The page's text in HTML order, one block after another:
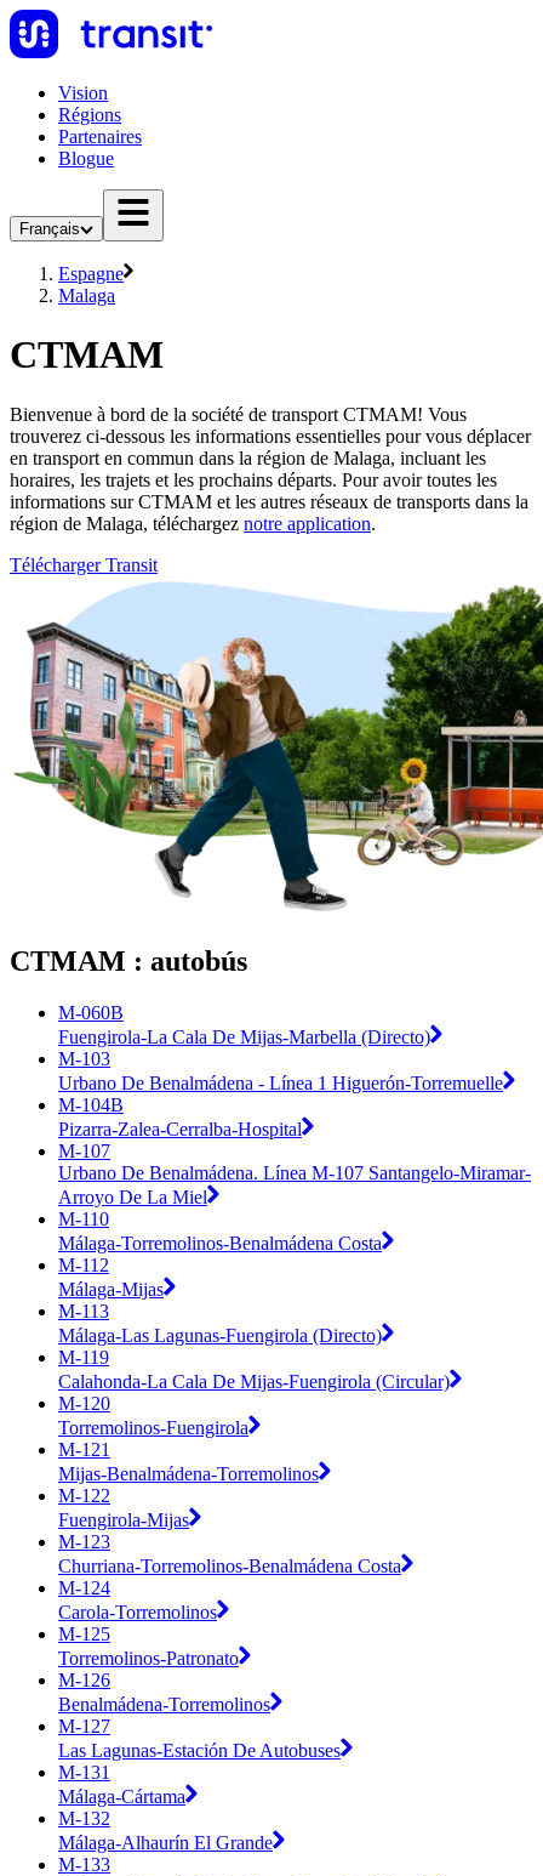
Vision
Régions
Partenaires
Blogue
Français
Espagne
Malaga
CTMAM
Bienvenue à bord de la société de transport CTMAM! Vous
trouverez ci-dessous les informations essentielles pour vous déplacer
en transport en commun dans la région de Malaga, incluant les
horaires, les trajets et les prochains départs. Pour avoir toutes les
informations sur CTMAM et les autres réseaux de transports dans la
région de Malaga, téléchargez notre application.
Télécharger Transit
CTMAM : autobús
M-060B
Fuengirola-La Cala De Mijas-Marbella (Directo)
M-103
Urbano De Benalmádena - Línea 1 Higuerón-Torremuelle
M-104B
Pizarra-Zalea-Cerralba-Hospital
M-107
Urbano De Benalmádena. Línea M-107 Santangelo-Miramar-
Arroyo De La Miel
M-110
Málaga-Torremolinos-Benalmádena Costa
M-112
Málaga-Mijas
M-113
Málaga-Las Lagunas-Fuengirola (Directo)
M-119
Calahonda-La Cala De Mijas-Fuengirola (Circular)
M-120
Torremolinos-Fuengirola
M-121
Mijas-Benalmádena-Torremolinos
M-122
Fuengirola-Mijas
M-123
Churriana-Torremolinos-Benalmádena Costa
M-124
Carola-Torremolinos
M-125
Torremolinos-Patronato
M-126
Benalmádena-Torremolinos
M-127
Las Lagunas-Estación De Autobuses
M-131
Málaga-Cártama
M-132
Málaga-Alhaurín El Grande
M-133